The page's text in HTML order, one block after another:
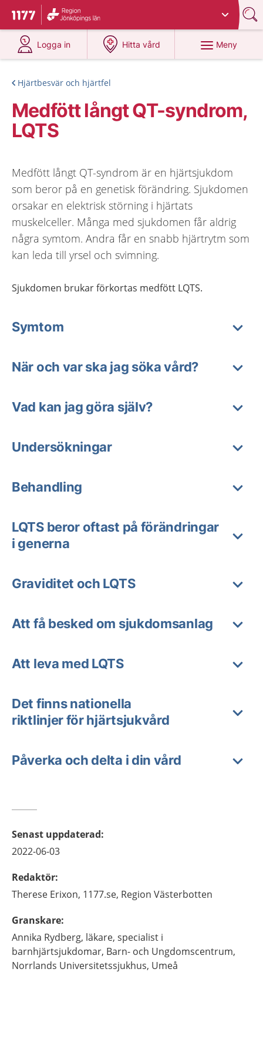
Till startsidan för 1177
Du har valt region
Logga in
på 1177.se
Hitta vård
på 1177.se
Meny
Hjärtbesvär och hjärtfel
Medfött långt QT-syndrom,
LQTS
Medfött långt QT-syndrom är en hjärtsjukdom
som beror på en genetisk förändring. Sjukdomen
orsakar en elektrisk störning i hjärtats
muskelceller. Många med sjukdomen får aldrig
några symtom. Andra får en snabb hjärtrytm som
kan leda till yrsel och svimning.
Sjukdomen brukar förkortas medfött LQTS.
Symtom
När och var ska jag söka vård?
Vad kan jag göra själv?
Undersökningar
Behandling
LQTS beror oftast på förändringar
i generna
Graviditet och LQTS
Att få besked om sjukdomsanlag
Att leva med LQTS
Det finns nationella
riktlinjer för hjärtsjukvård
Påverka och delta i din vård
Senast uppdaterad:
2022-06-03
Redaktör:
Therese Erixon, 1177.se, Region Västerbotten
Granskare:
Annika Rydberg, läkare, specialist i
barnhjärtsjukdomar, Barn- och Ungdomscentrum,
Norrlands Universitetssjukhus, Umeå